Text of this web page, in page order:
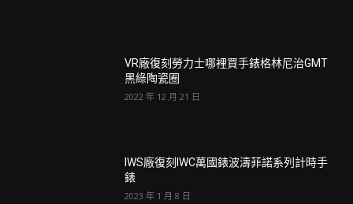
VR廠復刻勞力士哪裡買手錶格林尼治GMT
黑綠陶瓷圈
2022 年 12 月 21 日
IWS廠復刻IWC萬國錶波濤菲諾系列計時手
錶
2023 年 1 月 8 日